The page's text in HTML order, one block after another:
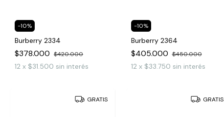
-10%
Burberry 2334
$378.000 $420.000
12 x $31.500 sin interés
-10%
Burberry 2364
$405.000 $450.000
12 x $33.750 sin interés
GRATIS GRATIS